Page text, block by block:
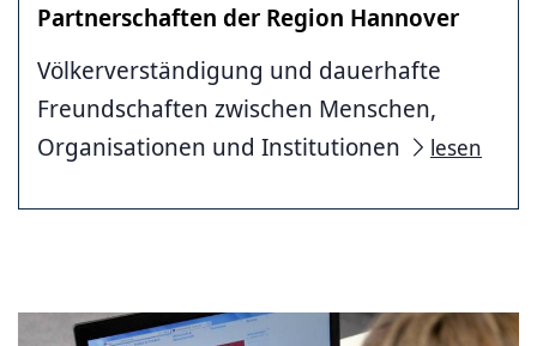
Partnerschaften der Region Hannover
Völkerverständigung und dauerhafte
Freundschaften zwischen Menschen,
Organisationen und Institutionen
lesen